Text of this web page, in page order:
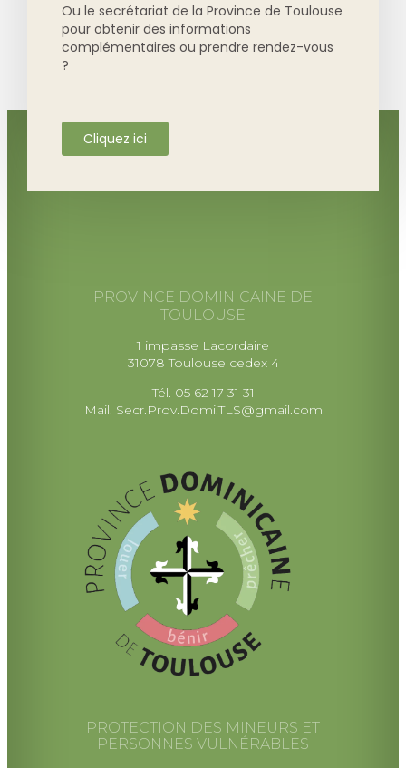
Ou le secrétariat de la Province de Toulouse
pour obtenir des informations
complémentaires ou prendre rendez-vous
?
Cliquez ici
PROVINCE DOMINICAINE DE
TOULOUSE
1 impasse Lacordaire
31078 Toulouse cedex 4
Tél. 05 62 17 31 31
Mail. Secr.Prov.Domi.TLS@gmail.com
PROTECTION DES MINEURS ET
PERSONNES VULNÉRABLES